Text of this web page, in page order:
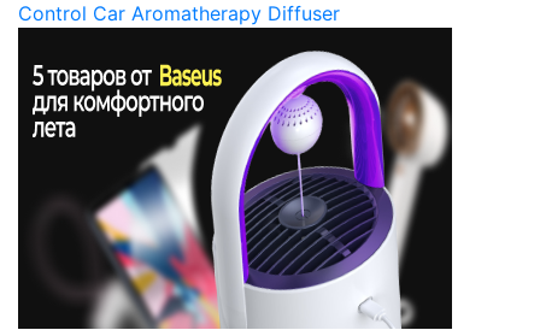
Control Car Aromatherapy Diffuser